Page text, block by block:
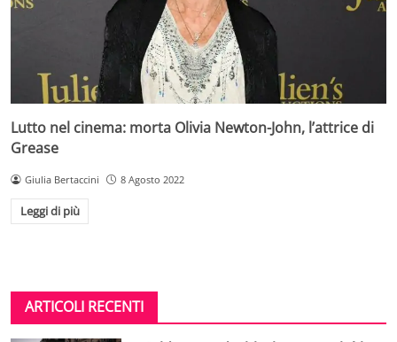
Lutto nel cinema: morta Olivia Newton-John, l’attrice di
Grease
Giulia Bertaccini 8 Agosto 2022
Leggi di più
ARTICOLI RECENTI